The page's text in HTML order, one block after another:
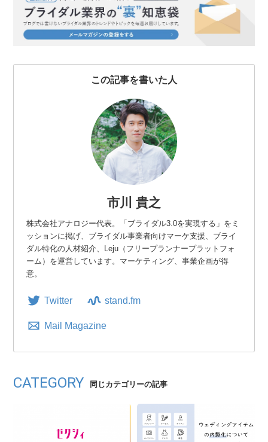
b
o
o
t
e
r
n
a
e
t
この記事を書いた人
市川 貴之
株式会社アナロジー代表。「ブライダル3.0を実現する」をミ
ッションに掲げ、ブライダル事業者向けマーケ支援、ブライ
ダル特化の人材紹介、Leju（フリープランナープラットフォ
ーム）を運営しています。マーケティング、事業企画が得
意。
Twitter stand.fm
Mail Magazine
CATEGORY 同じカテゴリーの記事